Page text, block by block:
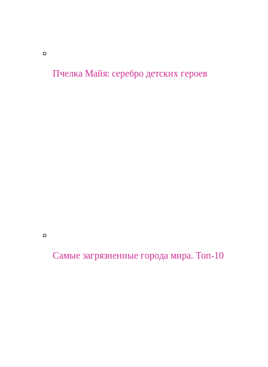
Пчелка Майя: серебро детских героев
Самые загрязненные города мира. Топ-10